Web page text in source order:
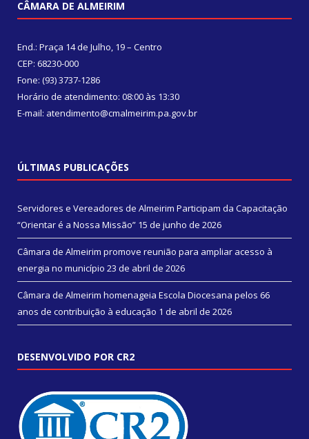
CÂMARA DE ALMEIRIM
End.: Praça 14 de Julho, 19 – Centro
CEP: 68230-000
Fone: (93) 3737-1286
Horário de atendimento: 08:00 às 13:30
E-mail: atendimento@cmalmeirim.pa.gov.br
ÚLTIMAS PUBLICAÇÕES
Servidores e Vereadores de Almeirim Participam da Capacitação
“Orientar é a Nossa Missão” 15 de junho de 2026
Câmara de Almeirim promove reunião para ampliar acesso à
energia no município 23 de abril de 2026
Câmara de Almeirim homenageia Escola Diocesana pelos 66
anos de contribuição à educação 1 de abril de 2026
DESENVOLVIDO POR CR2